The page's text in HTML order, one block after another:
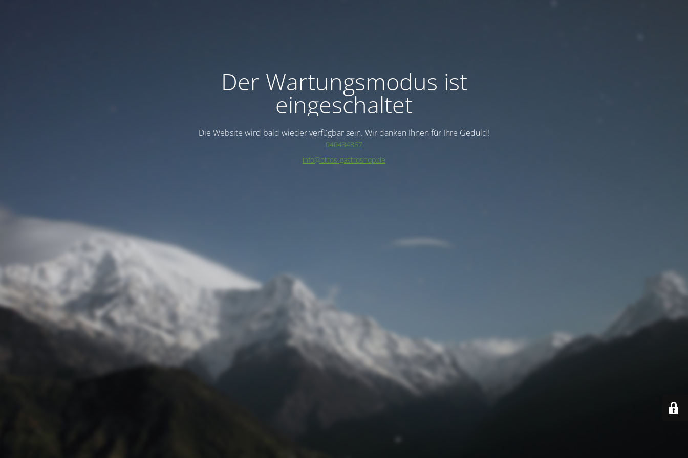
Der Wartungsmodus ist
eingeschaltet
Die Website wird bald wieder verfügbar sein. Wir danken Ihnen für Ihre Geduld!
040434867
info@ottos-gastroshop.de